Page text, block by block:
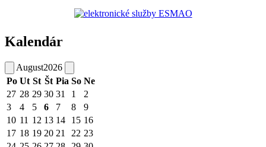
Kalendár
August2026
Po Ut St Št Pia So Ne
27 28 29 30 31 1
2
3
4 5 6 7 8
9
10 11 12 13 14 15 16
17 18 19 20 21 22 23